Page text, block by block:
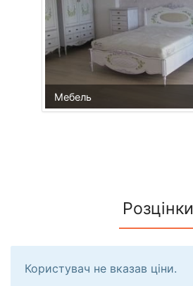
Мебель
Розцінки
Користувач не вказав ціни.